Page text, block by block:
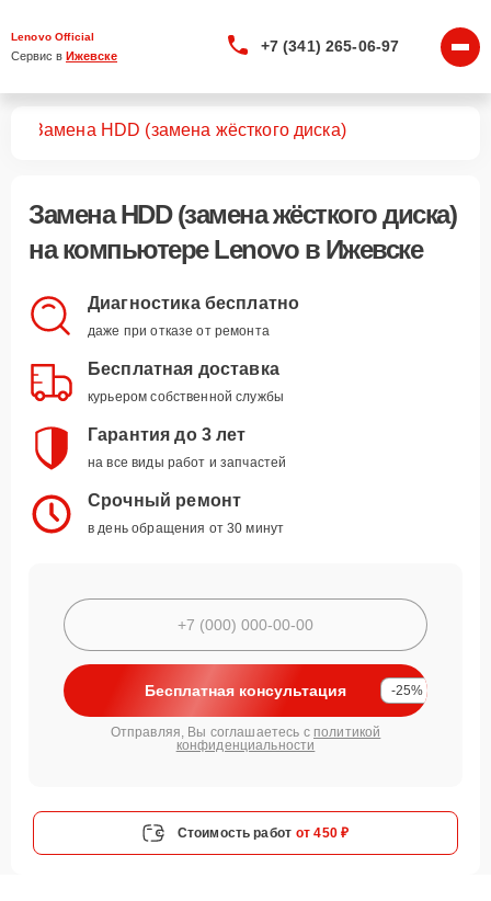
Lenovo Official
Сервис в Ижевске
+7 (341) 265-06-97
Замена HDD (замена жёсткого диска)
Замена HDD (замена жёсткого диска)
на компьютере Lenovo в Ижевске
Диагностика бесплатно
даже при отказе от ремонта
Бесплатная доставка
курьером собственной службы
Гарантия до 3 лет
на все виды работ и запчастей
Срочный ремонт
в день обращения от 30 минут
Бесплатная консультация -25%
Отправляя, Вы соглашаетесь с политикой
конфиденциальности
Стоимость работ от 450 ₽